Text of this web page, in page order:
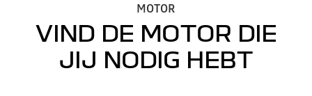
MOTOR
VIND DE MOTOR DIE
JIJ NODIG HEBT